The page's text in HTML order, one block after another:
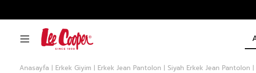
Anasayfa Erkek Giyim Erkek Jean Pantolon Siyah Erkek Jean Pantolon